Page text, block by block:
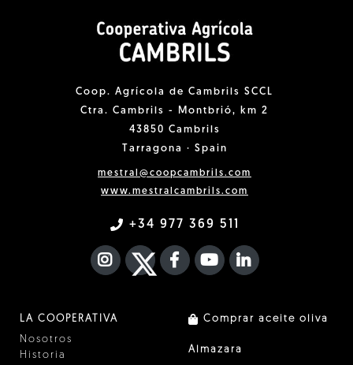
Coop. Agrícola de Cambrils SCCL
Ctra. Cambrils - Montbrió, km 2
43850 Cambrils
Tarragona · Spain
mestral@coopcambrils.com
www.mestralcambrils.com
+34 977 369 511
INSTAGRAM
TWITTER
FACEBOOK F
YOUTUBEFA LINKEDIN
LA COOPERATIVA
Nosotros
Historia
Comprar aceite oliva
Almazara